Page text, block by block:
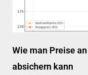
Wie man Preise
absichern kann